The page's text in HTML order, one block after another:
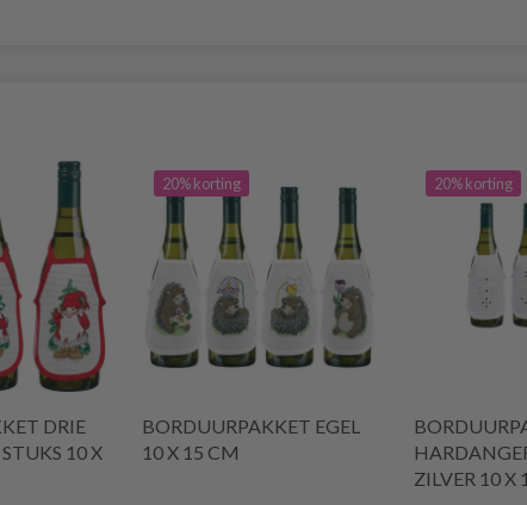
DRIE
10 X
20% korting
BORDUURPAKKET EGEL
10 X 15 CM
20% korting
ZILVER 10 X